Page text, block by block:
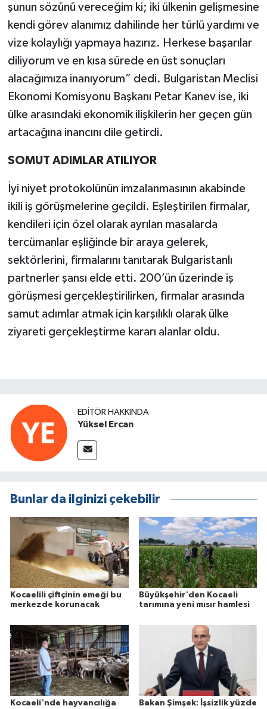
şunun sözünü vereceğim ki; iki ülkenin gelişmesine
kendi görev alanımız dahilinde her türlü yardımı ve
vize kolaylığı yapmaya hazırız. Herkese başarılar
diliyorum ve en kısa sürede en üst sonuçları
alacağımıza inanıyorum” dedi. Bulgaristan Meclisi
Ekonomi Komisyonu Başkanı Petar Kanev ise, iki
ülke arasındaki ekonomik ilişkilerin her geçen gün
artacağına inancını dile getirdi.
SOMUT ADIMLAR ATILIYOR
İyi niyet protokolünün imzalanmasının akabinde
ikili iş görüşmelerine geçildi. Eşleştirilen firmalar,
kendileri için özel olarak ayrılan masalarda
tercümanlar eşliğinde bir araya gelerek,
sektörlerini, firmalarını tanıtarak Bulgaristanlı
partnerler şansı elde etti. 200’ün üzerinde iş
görüşmesi gerçekleştirilirken, firmalar arasında
samut adımlar atmak için karşılıklı olarak ülke
ziyareti gerçekleştirme kararı alanlar oldu.
EDITÖR HAKKINDA
Yüksel Ercan
Bunlar da ilginizi çekebilir
Kocaelili çiftçinin emeği bu
merkezde korunacak
Büyükşehir'den Kocaeli
tarımına yeni mısır hamlesi
Kocaeli'nde hayvancılığa
Bakan Şimşek: İşsizlik yüzde